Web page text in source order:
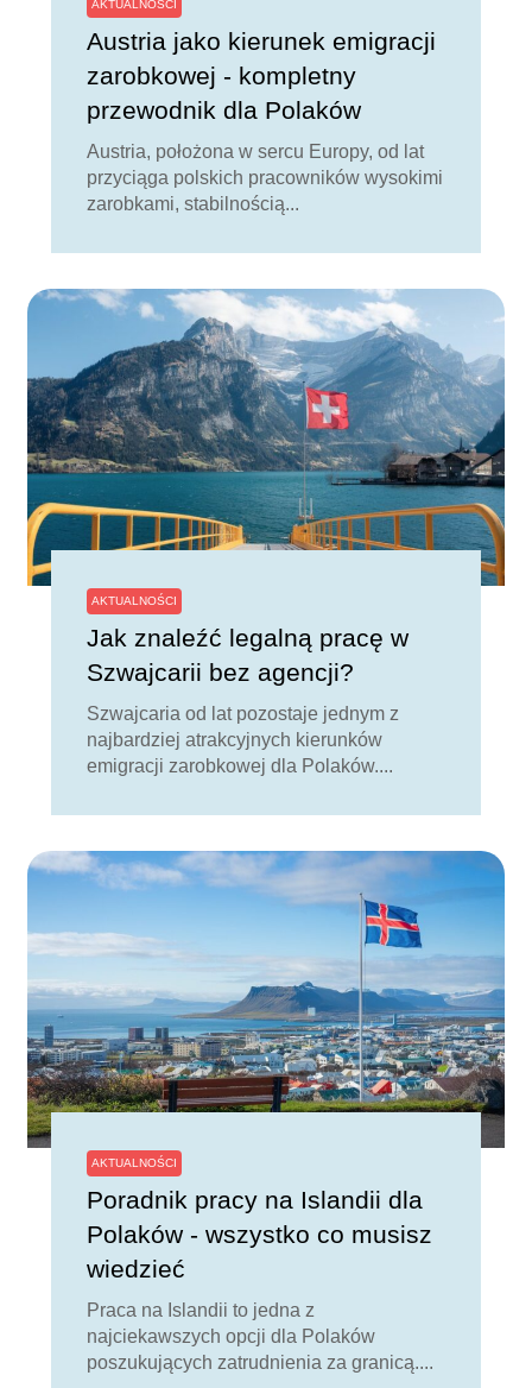
AKTUALNOŚCI
Austria jako kierunek emigracji
zarobkowej - kompletny
przewodnik dla Polaków
Austria, położona w sercu Europy, od lat
przyciąga polskich pracowników wysokimi
zarobkami, stabilnością...
AKTUALNOŚCI
Jak znaleźć legalną pracę w
Szwajcarii bez agencji?
Szwajcaria od lat pozostaje jednym z
najbardziej atrakcyjnych kierunków
emigracji zarobkowej dla Polaków....
AKTUALNOŚCI
Poradnik pracy na Islandii dla
Polaków - wszystko co musisz
wiedzieć
Praca na Islandii to jedna z
najciekawszych opcji dla Polaków
poszukujących zatrudnienia za granicą....